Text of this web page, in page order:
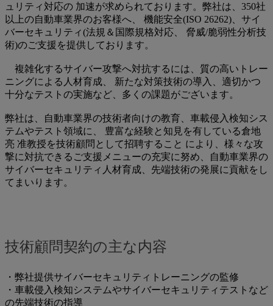
ュリティ対応の 加速が求められております。弊社は、350社
以上の自動車業界のお客様へ、 機能安全(ISO 26262)、サイ
バーセキュリティ(法規＆国際規格対応、 脅威/脆弱性分析技
術)のご支援を提供しております。
複雑化するサイバー攻撃へ対抗するには、質の高いトレー
ニングによる人材育成、 新たな対策技術の導入、適切かつ
十分なテストの実施など、多くの課題がございます。
弊社は、自動車業界の技術者向けの教育、車載侵入検知シス
テムやテスト領域に、 豊富な経験と知見を有している倉地
亮 准教授を技術顧問として招聘すること により、様々な攻
撃に対抗できるご支援メニューの充実に努め、自動車業界の
サイバーセキュリティ人材育成、先端技術の発展に貢献をし
てまいります。
技術顧問契約の主な内容
・弊社提供サイバーセキュリティトレーニングの監修
・車載侵入検知システムやサイバーセキュリティテストなど
の先端技術の指導